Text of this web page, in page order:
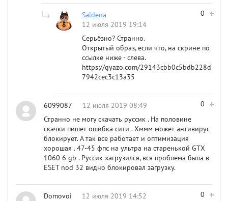
0
Saldena
12 июля 2019 19:14
Серьёзно? Странно.
Открытый образ, если что, на скрине по
ссылке ниже - слева.
https://gyazo.com/29143cbb0c5bdb228d
7942cec3c13a35
0
6099087
12 июля 2019 08:49
Странно не могу скачать руссик . На половине
скачки пишет ошибка сити . Хммм может антивирус
блокирует. А так все работает и оптимизация
хорошая . 47-45 фпс на ультра на старенькой GTX
1060 6 gb . Руссик хагрузился, вся проблема была в
ESET nod 32 видно блокировал загрузку.
0
Domovoi
12 июля 2019 14:52